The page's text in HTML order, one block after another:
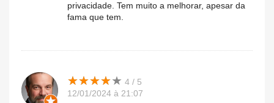
privacidade. Tem muito a melhorar, apesar da
fama que tem.
★★★★★
★★★★★ 4 / 5
12/01/2024 à 21:07